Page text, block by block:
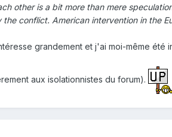
other is a bit more than mere
conflict. American intervention in the
grandement et j'ai moi-même été
aux isolationnistes du forum).